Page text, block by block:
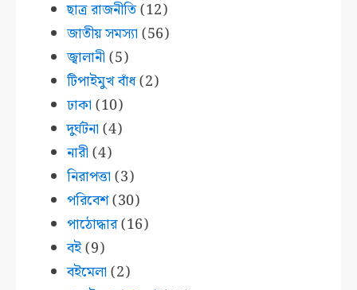
ছাত্র রাজনীতি(12)
জাতীয় সমস্যা (56)
জ্বালানী (5)
টিপাইমুখ বাঁধ(2)
ঢাকা (10)
দুর্ঘটনা (4)
নারী (4)
নিরাপত্তা (3)
পরিবেশ(30)
পাঠোদ্ধার(16)
বই(9)
বইমেলা (2)